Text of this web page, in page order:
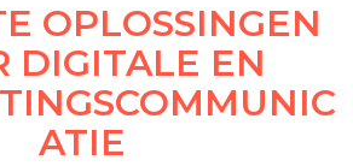
OPLOSSINGEN
DIGITALE EN
ATIE